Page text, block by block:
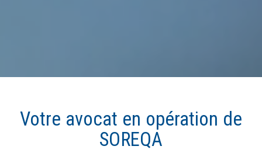
Votre avocat en opération de
SOREQA